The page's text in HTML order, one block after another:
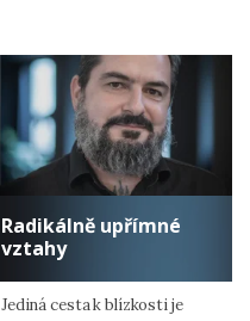
Radikálně upřímné
vztahy
Jediná cesta k blízkosti je